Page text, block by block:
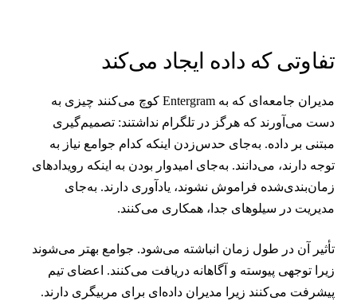
که داده ایجاد می‌کند
مدیران جامعه‌ای که به Entergram کوچ می‌کنند چیزی به
می‌آورند که هرگز در تلگرام نداشتند: تصمیم‌گیری
بر داده. به‌جای حدس‌زدن اینکه کدام جوامع نیاز به
دارند، می‌دانند. به‌جای امیدوار بودن به اینکه رویدادهای
فراموش نشوند، یادآوری دارند. به‌جای
در سیلوهای جدا، همکاری می‌کنند.
آن در طول زمان انباشته می‌شود. جوامع بهتر می‌شوند
توجهی پیوسته و آگاهانه دریافت می‌کنند. اعضای تیم
می‌کنند زیرا مدیران داده‌ای برای مربیگری دارند.